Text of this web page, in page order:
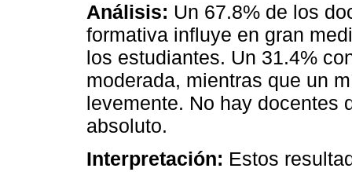
Análisis: Un 67.8% de los
formativa influye en gran
los estudiantes. Un 31.4%
moderada, mientras que un
levemente. No hay docentes
absoluto.
Interpretación: Estos